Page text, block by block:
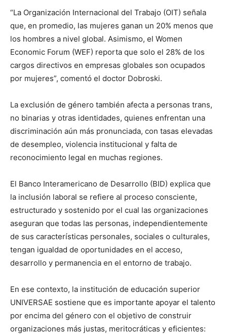
“La Organización Internacional del Trabajo (OIT) señala
que, en promedio, las mujeres ganan un 20% menos que
los hombres a nivel global. Asimismo, el Women
Economic Forum (WEF) reporta que solo el 28% de los
cargos directivos en empresas globales son ocupados
por mujeres”, comentó el doctor Dobroski.
La exclusión de género también afecta a personas trans,
no binarias y otras identidades, quienes enfrentan una
discriminación aún más pronunciada, con tasas elevadas
de desempleo, violencia institucional y falta de
reconocimiento legal en muchas regiones.
El Banco Interamericano de Desarrollo (BID) explica que
la inclusión laboral se refiere al proceso consciente,
estructurado y sostenido por el cual las organizaciones
aseguran que todas las personas, independientemente
de sus características personales, sociales o culturales,
tengan igualdad de oportunidades en el acceso,
desarrollo y permanencia en el entorno de trabajo.
En ese contexto, la institución de educación superior
UNIVERSAE sostiene que es importante apoyar el talento
por encima del género con el objetivo de construir
organizaciones más justas, meritocráticas y eficientes: